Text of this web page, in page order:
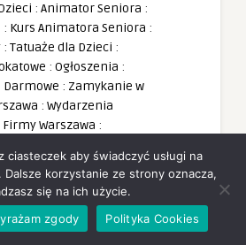
: Animator Seniora :
: Kurs Animatora Seniora :
: Tatuaże dla Dzieci :
: Ogłoszenia :
Darmowe : Zamykanie w
: Wydarzenia
Firmy Warszawa :
ciasteczek aby świadczyć usługi na
Dalsze korzystanie ze strony oznacza,
się na ich użycie.
zgody Polityka Cookies